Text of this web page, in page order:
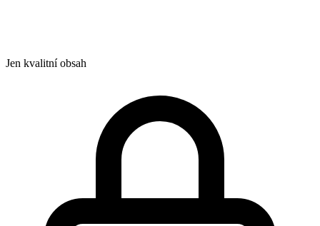
Jen kvalitní obsah